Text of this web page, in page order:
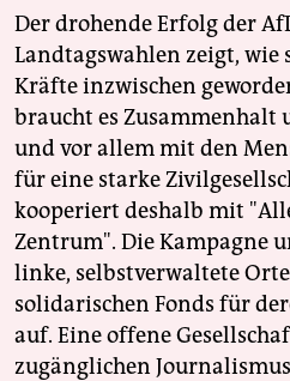
Der drohende Erfolg der
Landtagswahlen zeigt, wie
Kräfte inzwischen
braucht es Zusammenhalt
und vor allem mit den
für eine starke
kooperiert deshalb mit
Zentrum". Die Kampagne
linke, selbstverwaltete
solidarischen Fonds für
auf. Eine offene
zugänglichen